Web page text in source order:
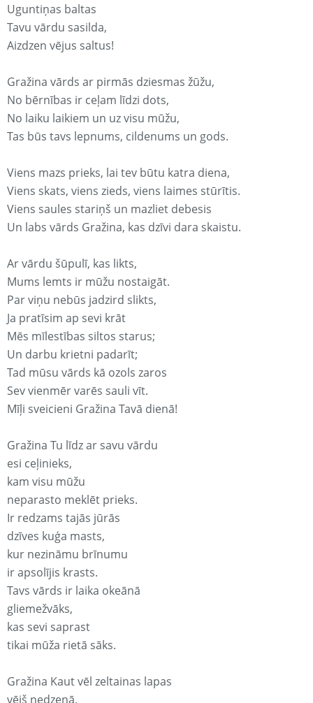
Uguntiņas baltas
Tavu vārdu sasilda,
Aizdzen vējus saltus!
Gražina vārds ar pirmās dziesmas žūžu,
No bērnības ir ceļam līdzi dots,
No laiku laikiem un uz visu mūžu,
Tas būs tavs lepnums, cildenums un gods.
Viens mazs prieks, lai tev būtu katra diena,
Viens skats, viens zieds, viens laimes stūrītis.
Viens saules stariņš un mazliet debesis
Un labs vārds Gražina, kas dzīvi dara skaistu.
Ar vārdu šūpulī, kas likts,
Mums lemts ir mūžu nostaigāt.
Par viņu nebūs jadzird slikts,
Ja pratīsim ap sevi krāt
Mēs mīlestības siltos starus;
Un darbu krietni padarīt;
Tad mūsu vārds kā ozols zaros
Sev vienmēr varēs sauli vīt.
Mīļi sveicieni Gražina Tavā dienā!
Gražina Tu līdz ar savu vārdu
esi ceļinieks,
kam visu mūžu
neparasto meklēt prieks.
Ir redzams tajās jūrās
dzīves kuģa masts,
kur nezināmu brīnumu
ir apsolījis krasts.
Tavs vārds ir laika okeānā
gliemežvāks,
kas sevi saprast
tikai mūža rietā sāks.
Gražina Kaut vēl zeltainas lapas
vējš nedzenā,